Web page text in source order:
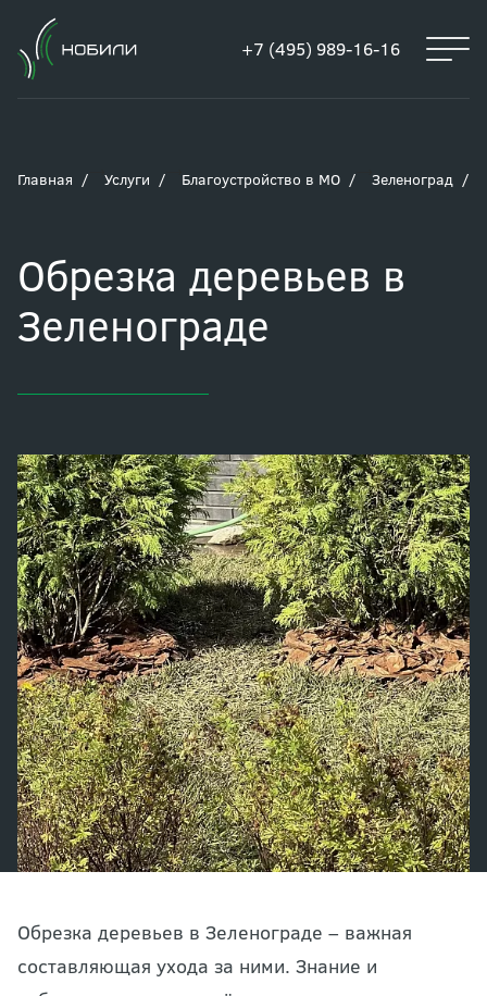
+7 (495) 989-16-16
Главная Услуги Благоустройство в МО Зеленоград
Обрезка деревьев в
Зеленограде
Обрезка деревьев в Зеленограде – важная
составляющая ухода за ними. Знание и